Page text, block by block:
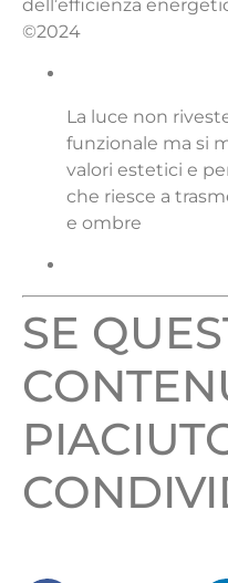
dell’efficienza
©2024
La luce non
funzionale ma si
valori estetici e
che riesce a
e ombre
SE